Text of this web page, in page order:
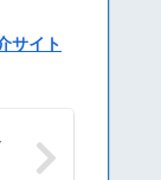
サイト